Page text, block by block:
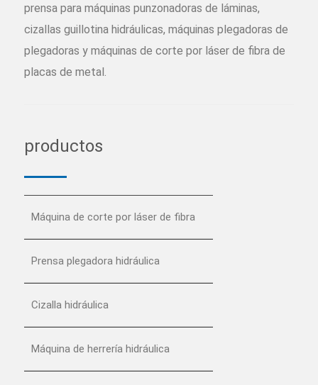
prensa para máquinas punzonadoras de láminas,
cizallas guillotina hidráulicas, máquinas plegadoras de
plegadoras y máquinas de corte por láser de fibra de
placas de metal.
productos
Máquina de corte por láser de fibra
Prensa plegadora hidráulica
Cizalla hidráulica
Máquina de herrería hidráulica